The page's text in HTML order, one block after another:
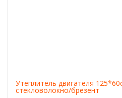
Утеплитель двигателя
стекловолокно/брезент